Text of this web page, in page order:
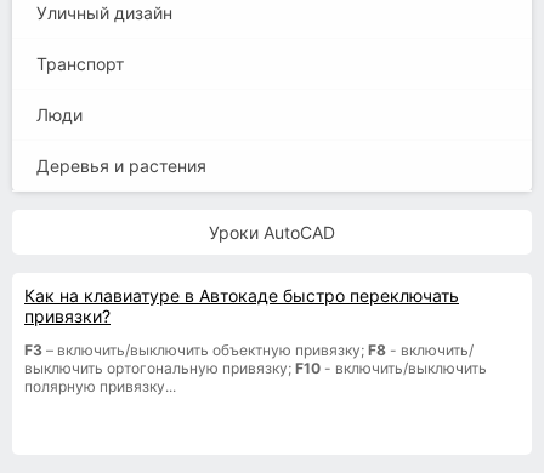
Уличный дизайн
Транспорт
Люди
Деревья и растения
Уроки AutoCAD
Как на клавиатуре в Автокаде быстро переключать
привязки?
F3 – включить/выключить объектную привязку; F8 - включить/
выключить ортогональную привязку; F10 - включить/выключить
полярную привязку...